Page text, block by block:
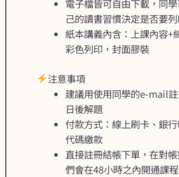
電子檔皆可自由下載，同
己的讀書習慣決定是否要
紙本講義內含：上課內容+
彩色列印，封面膠裝
注意事項
建議用使用同學的e-mail
日後解題
付款方式：線上刷卡、銀
代碼繳款
直接註冊結帳下單，在對
們會在48小時之內開通課程